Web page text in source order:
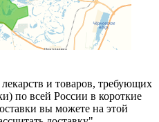
и товаров, требующих
по всей России в короткие
вы можете на этой